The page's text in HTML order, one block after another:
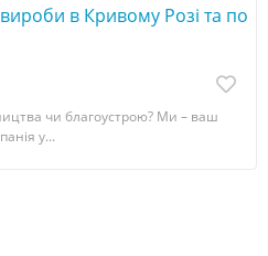
вироби в Кривому Розі та по
чи благоустрою? Ми – ваш
у...